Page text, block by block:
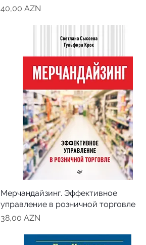
Цена
40,00 AZN
Мерчандайзинг. Эффективное
управление в розничной торговле
Цена
38,00 AZN